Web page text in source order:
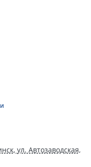
ул. Автозаводская,